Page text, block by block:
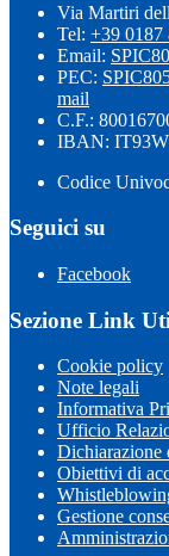
Via Martiri
Tel: +39 0187
Email:
PEC:
mail
C.F.:
IBAN:
Codice
Seguici su
Facebook
Sezione Link
Cookie policy
Note legali
Informativa
Ufficio
Dichiarazione
Obiettivi di
Gestione